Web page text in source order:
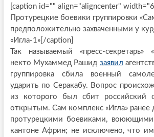
[caption id="" align="aligncenter"
Протурецкие боевики группировки
предположительно захваченными у
«Игла-1»[/caption]
Так называемый «пресс-
некто Мухаммед Рашид заявил
группировка сбила военный
ударить по Серакабу. Вопрос
из которого был сбит российский
открытым. Сам комплекс «Игла» ранее
протурецкими боевиками,
кантоне Африн; не исключено, что